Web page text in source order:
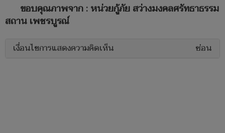
ขอบคุณภาพจาก : หน่วยกู้ภัย สว่างมงคลศรัทธาธรรม
สถาน เพชรบูรณ์
เงื่อนไขการแสดงความคิดเห็น ซ่อน